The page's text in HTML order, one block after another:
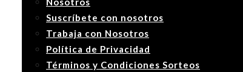
Suscríbete con nosotros
Trabaja con Nosotros
Política de Privacidad
Términos y Condiciones Sorteos